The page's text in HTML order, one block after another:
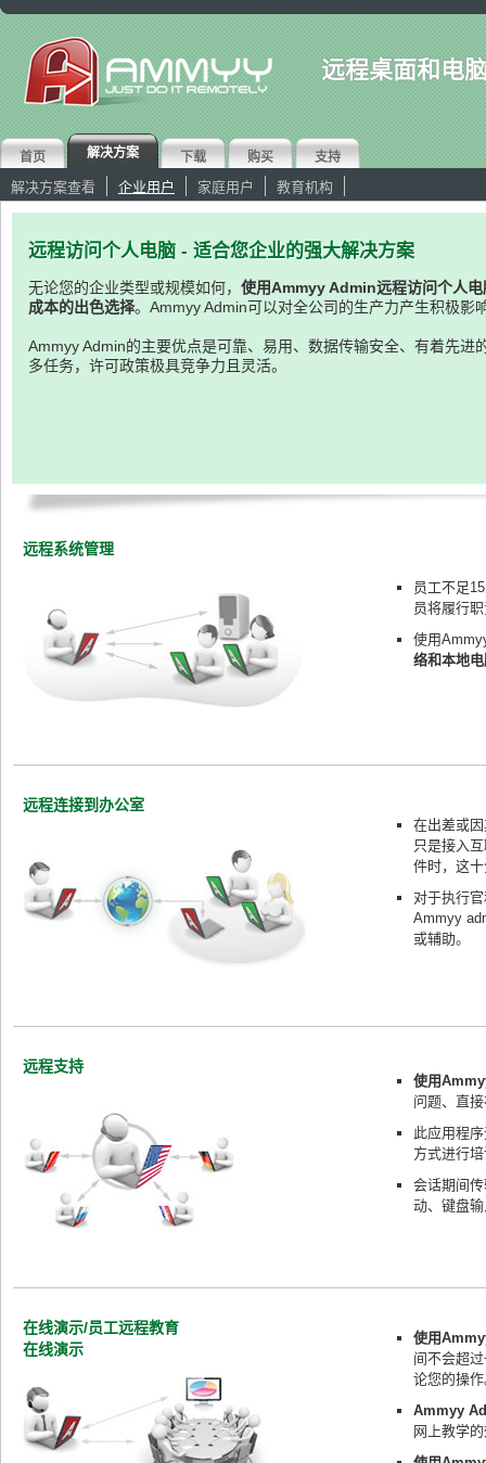
远程桌面和电
首页 解决方案 下载 购买 支持
解决方案查看 企业用户 家庭用户 教育机构
远程访问个人电脑 - 适合您企业的强大解决方案
无论您的企业类型或规模如何， 使用Ammyy Admin远程访问个人
成本的出色选择。Ammyy Admin可以对全公司的生产力产生积极影
Ammyy Admin的主要优点是可靠、易用、数据传输安全、有着先进
多任务，许可政策极具竞争力且灵活。
远程系统管理
员工不足
员将履行
使用
络和本地
远程连接到办公室
在出差或
只是接入
件时，这
对于执行
Ammyy
或辅助。
远程支持
使用
问题、直
此应用程
方式进行
会话期间
动、键盘
在线演示/员工远程教育
在线演示
使用
间不会超
论您的操
Ammyy
网上教学